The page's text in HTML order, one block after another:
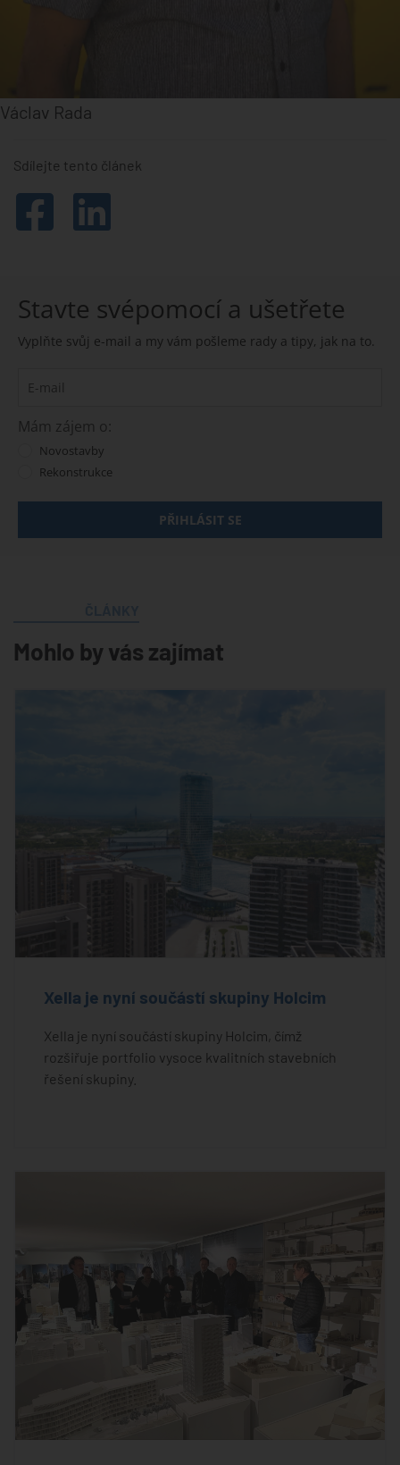
Václav Rada
Sdílejte tento článek
Stavte svépomocí a ušetřete
Vyplňte svůj e-mail a my vám pošleme rady a tipy, jak na to.
Mám zájem o:
Novostavby
Rekonstrukce
PŘIHLÁSIT SE
Mohlo by vás zajímat
Xella je nyní součástí skupiny Holcim
Xella je nyní součástí skupiny Holcim, čímž
rozšiřuje portfolio vysoce kvalitních stavebních
řešení skupiny.